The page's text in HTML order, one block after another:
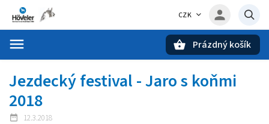
CZK
Prázdný košík
Jezdecký festival - Jaro s koňmi
2018
12.3.2018